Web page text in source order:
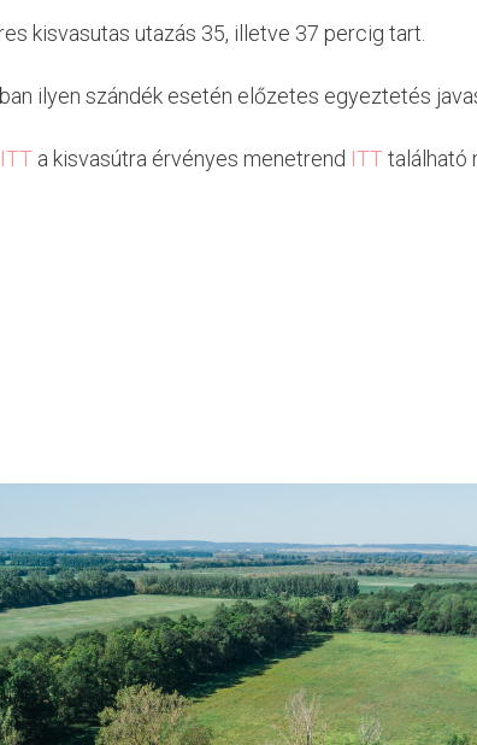
kisvasutas utazás 35, illetve 37 percig tart.
ilyen szándék esetén előzetes egyeztetés
ITT a kisvasútra érvényes menetrend ITTtalálható